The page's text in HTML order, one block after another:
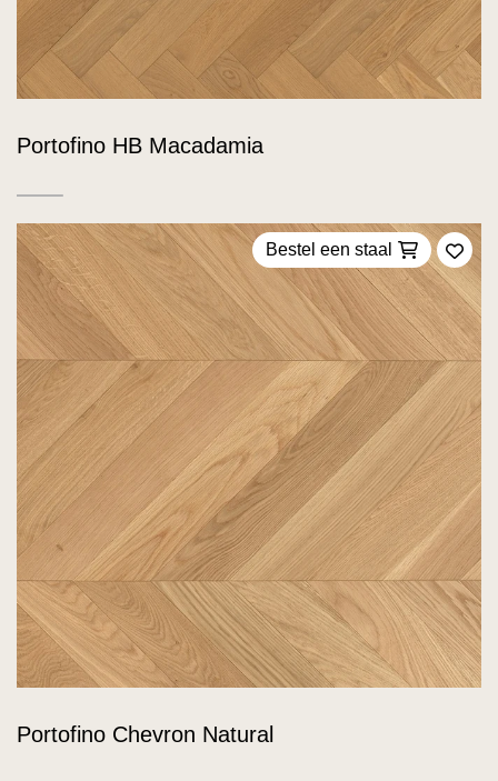
Portofino HB Macadamia
Bestel een staal
Portofino Chevron Natural